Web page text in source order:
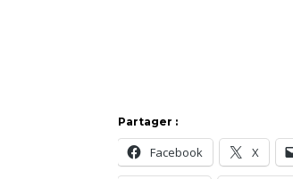
Partager :
Facebook X